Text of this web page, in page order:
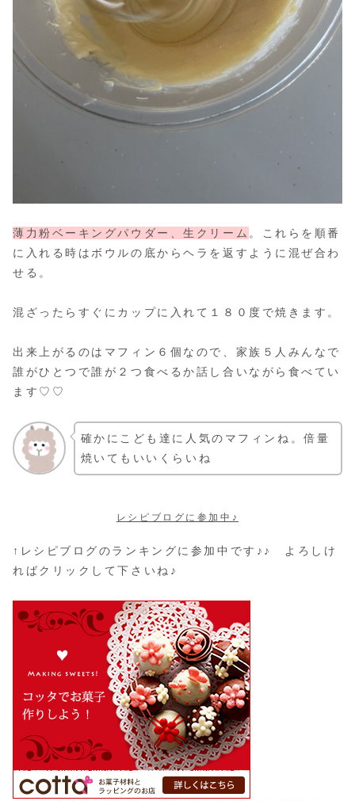
薄力粉ベーキングパウダー、生クリーム 。これらを順番
に入れる時はボウルの底からヘラを返すように混ぜ合わ
せる。
混ざったらすぐにカップに入れて１８０度で焼きます。
出来上がるのはマフィン６個なので、家族５人みんなで
誰がひとつで誰が２つ食べるか話し合いながら食べてい
ます♡♡
確かにこども達に人気のマフィンね。倍量
焼いてもいいくらいね
レシピブログに参加中♪
↑レシピブログのランキングに参加中です♪♪ よろしけ
ればクリックして下さいね♪